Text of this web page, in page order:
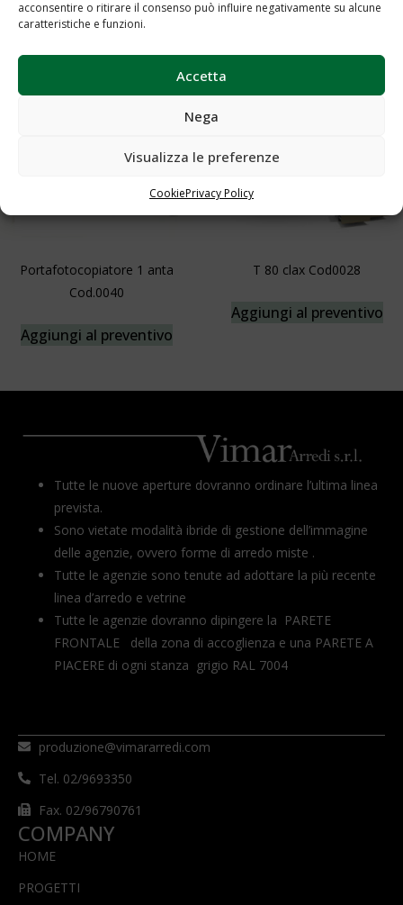
acconsentire o ritirare il consenso può influire negativamente su alcune
caratteristiche e funzioni.
Accetta
Nega
Visualizza le preferenze
CookiePrivacy Policy
Server cassettiera Cod.0018
Aggiungi al preventivo
Server a giorno Cod.0016
Portafotocopiatore 1 anta
Cod.0040
Aggiungi al preventivo
T 80 clax Cod0028
Aggiungi al preventivo
Tutte le nuove aperture dovranno ordinare l’ultima linea
prevista.
Sono vietate modalità ibride di gestione dell’immagine
delle agenzie, ovvero forme di arredo miste .
Tutte le agenzie sono tenute ad adottare la più recente
linea d’arredo e vetrine
Tutte le agenzie dovranno dipingere la PARETE
FRONTALE della zona di accoglienza e una PARETE A
PIACERE di ogni stanza grigio RAL 7004
produzione@vimararredi.com
Tel. 02/9693350
Fax. 02/96790761
COMPANY
HOME
PROGETTI